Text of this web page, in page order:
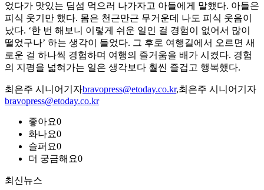
었다가 맛있는 딤섬 먹으러 나가자고 아들에게 말했다. 아들은
피식 웃기만 했다. 몸은 천근만근 무거운데 나도 피식 웃음이
났다. ‘한 번 해보니 이렇게 쉬운 일인 걸 경험이 없어서 많이
떨었구나’ 하는 생각이 들었다. 그 후로 여행길에서 오르면 새
로운 걸 하나씩 경험하며 여행의 즐거움을 배가 시켰다. 경험
의 지평을 넓혀가는 일은 생각보다 훨씬 즐겁고 행복했다.
최은주 시니어기자bravopress@etoday.co.kr,최은주 시니어기자
bravopress@etoday.co.kr
좋아요0
화나요0
슬퍼요0
더 궁금해요0
최신뉴스